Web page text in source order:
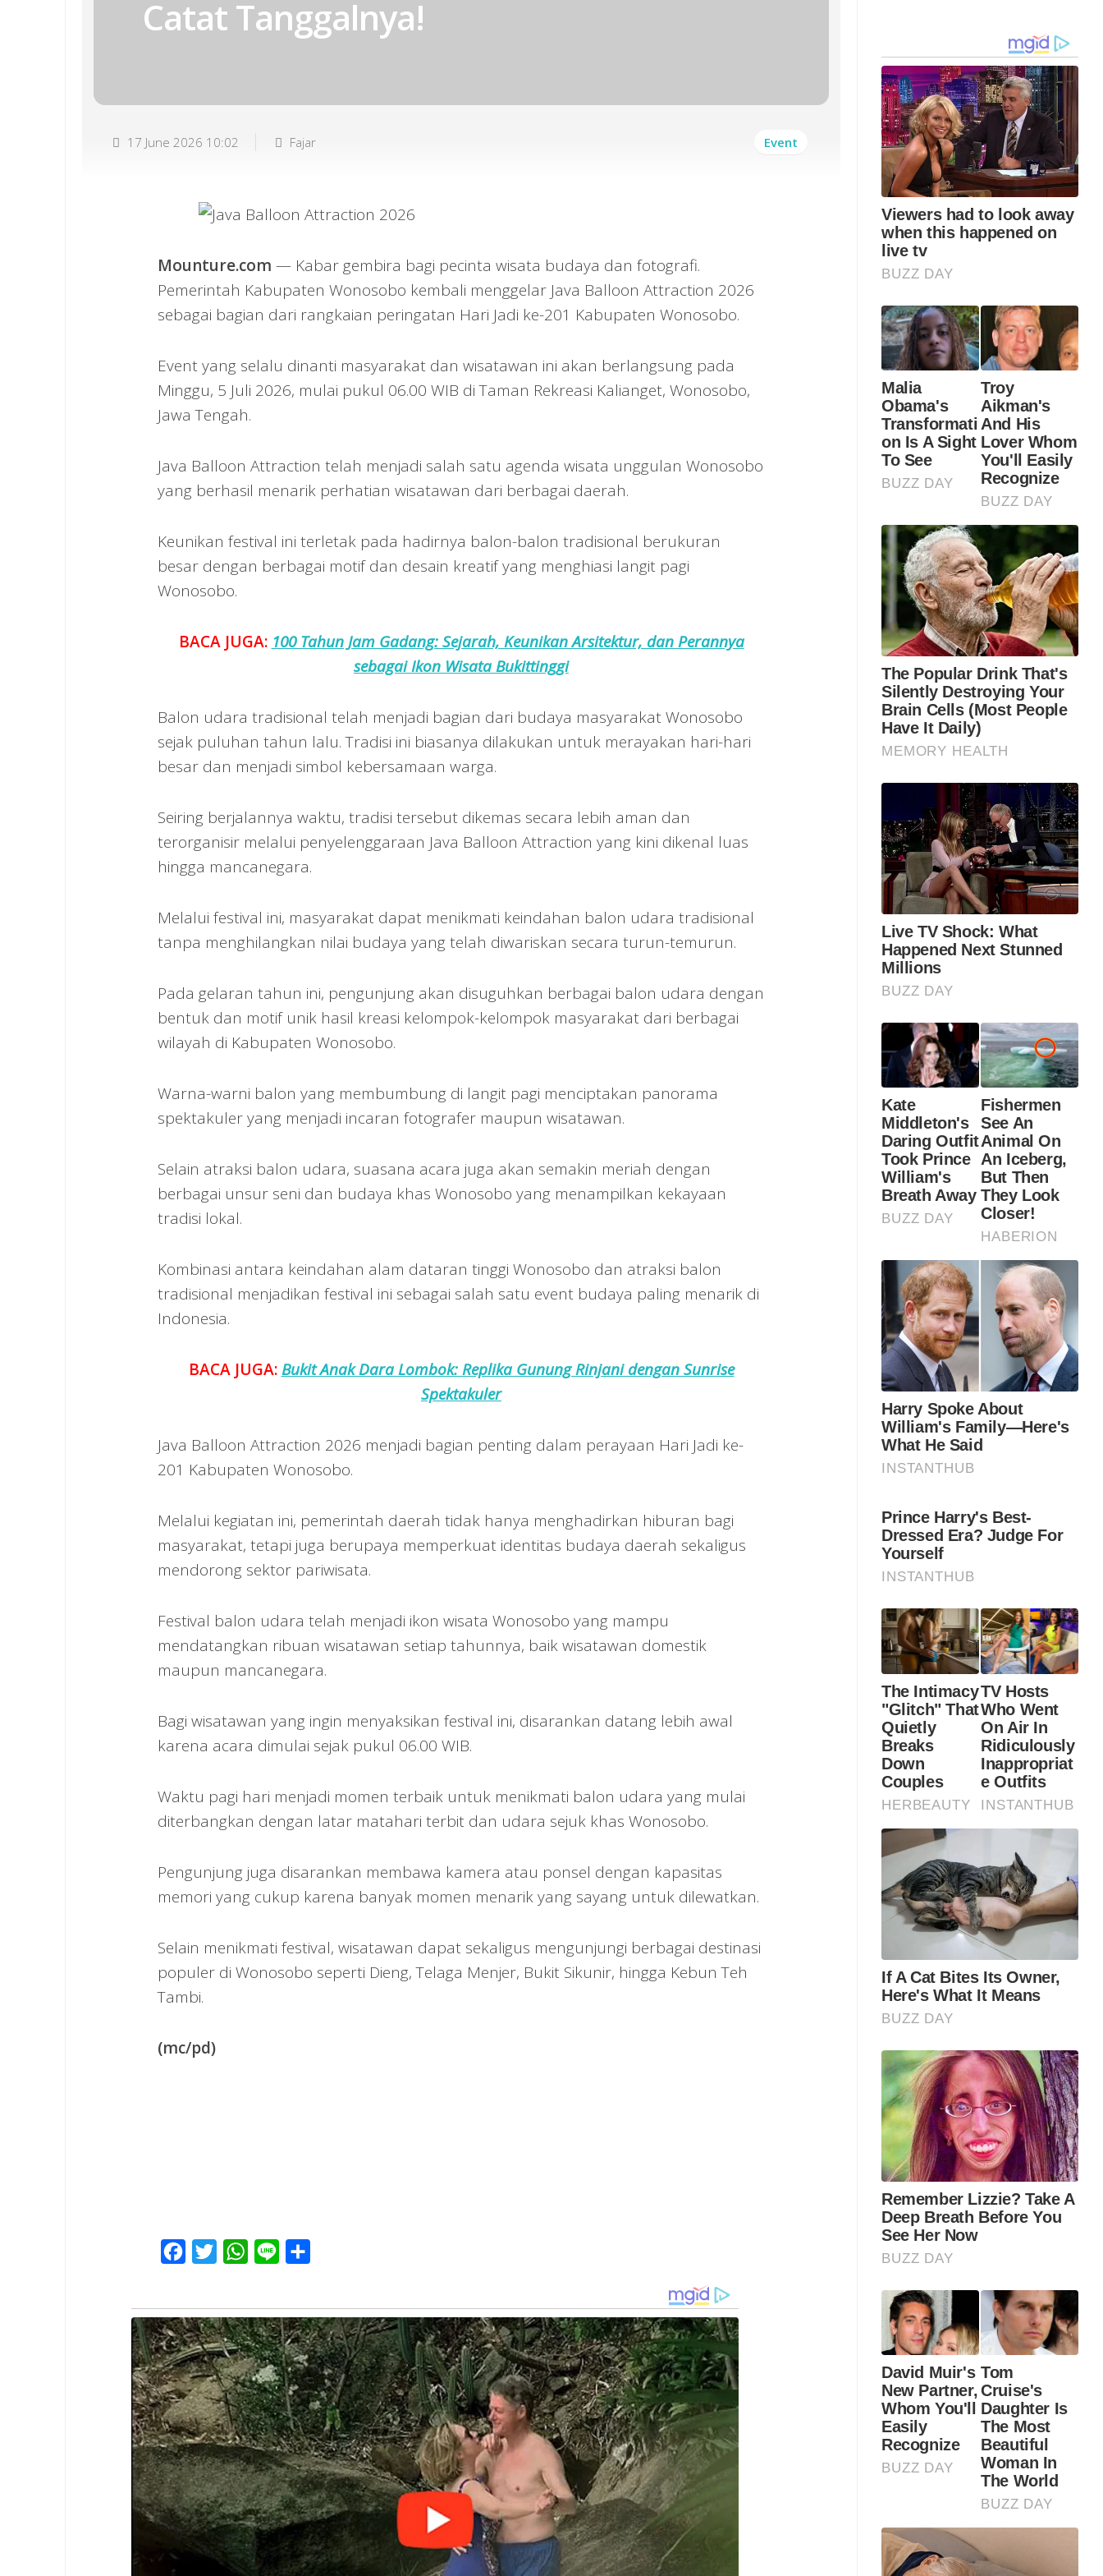
Catat Tanggalnya!
17 June 2026 10:02 Fajar Event
Mounture.com — Kabar gembira bagi pecinta wisata budaya dan fotografi.
Pemerintah Kabupaten Wonosobo kembali menggelar Java Balloon Attraction 2026
sebagai bagian dari rangkaian peringatan Hari Jadi ke-201 Kabupaten Wonosobo.
Event yang selalu dinanti masyarakat dan wisatawan ini akan berlangsung pada
Minggu, 5 Juli 2026, mulai pukul 06.00 WIB di Taman Rekreasi Kalianget, Wonosobo,
Jawa Tengah.
Java Balloon Attraction telah menjadi salah satu agenda wisata unggulan Wonosobo
yang berhasil menarik perhatian wisatawan dari berbagai daerah.
Keunikan festival ini terletak pada hadirnya balon-balon tradisional berukuran
besar dengan berbagai motif dan desain kreatif yang menghiasi langit pagi
Wonosobo.
BACA JUGA: 100 Tahun Jam Gadang: Sejarah, Keunikan Arsitektur, dan Perannya
sebagai Ikon Wisata Bukittinggi
Balon udara tradisional telah menjadi bagian dari budaya masyarakat Wonosobo
sejak puluhan tahun lalu. Tradisi ini biasanya dilakukan untuk merayakan hari-hari
besar dan menjadi simbol kebersamaan warga.
Seiring berjalannya waktu, tradisi tersebut dikemas secara lebih aman dan
terorganisir melalui penyelenggaraan Java Balloon Attraction yang kini dikenal luas
hingga mancanegara.
Melalui festival ini, masyarakat dapat menikmati keindahan balon udara tradisional
tanpa menghilangkan nilai budaya yang telah diwariskan secara turun-temurun.
Pada gelaran tahun ini, pengunjung akan disuguhkan berbagai balon udara dengan
bentuk dan motif unik hasil kreasi kelompok-kelompok masyarakat dari berbagai
wilayah di Kabupaten Wonosobo.
Warna-warni balon yang membumbung di langit pagi menciptakan panorama
spektakuler yang menjadi incaran fotografer maupun wisatawan.
Selain atraksi balon udara, suasana acara juga akan semakin meriah dengan
berbagai unsur seni dan budaya khas Wonosobo yang menampilkan kekayaan
tradisi lokal.
Kombinasi antara keindahan alam dataran tinggi Wonosobo dan atraksi balon
tradisional menjadikan festival ini sebagai salah satu event budaya paling menarik di
Indonesia.
BACA JUGA:Bukit Anak Dara Lombok: Replika Gunung Rinjani dengan Sunrise
Spektakuler
Java Balloon Attraction 2026 menjadi bagian penting dalam perayaan Hari Jadi ke-
201 Kabupaten Wonosobo.
Melalui kegiatan ini, pemerintah daerah tidak hanya menghadirkan hiburan bagi
masyarakat, tetapi juga berupaya memperkuat identitas budaya daerah sekaligus
mendorong sektor pariwisata.
Festival balon udara telah menjadi ikon wisata Wonosobo yang mampu
mendatangkan ribuan wisatawan setiap tahunnya, baik wisatawan domestik
maupun mancanegara.
Bagi wisatawan yang ingin menyaksikan festival ini, disarankan datang lebih awal
karena acara dimulai sejak pukul 06.00 WIB.
Waktu pagi hari menjadi momen terbaik untuk menikmati balon udara yang mulai
diterbangkan dengan latar matahari terbit dan udara sejuk khas Wonosobo.
Pengunjung juga disarankan membawa kamera atau ponsel dengan kapasitas
memori yang cukup karena banyak momen menarik yang sayang untuk dilewatkan.
Selain menikmati festival, wisatawan dapat sekaligus mengunjungi berbagai destinasi
populer di Wonosobo seperti Dieng, Telaga Menjer, Bukit Sikunir, hingga Kebun Teh
Tambi.
(mc/pd)
Facebook
Twitter WhatsApp
Line